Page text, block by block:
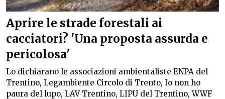
Aprire le strade forestali ai
cacciatori? 'Una proposta assurda e
pericolosa'
Lo dichiarano le associazioni ambientaliste ENPA del
Trentino, Legambiente Circolo di Trento, Io non ho
paura del lupo, LAV Trentino, LIPU del Trentino, WWF